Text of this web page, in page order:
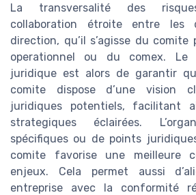
La transversalité des
collaboration étroite entre les
direction, qu’il s’agisse du
operationnel ou du comex.
juridique est alors de garantir
comite dispose d’une vision
juridiques potentiels, facilitant
strategiques éclairées.
spécifiques ou de points
comite favorise une meilleure
enjeux. Cela permet aussi
entreprise avec la conformité